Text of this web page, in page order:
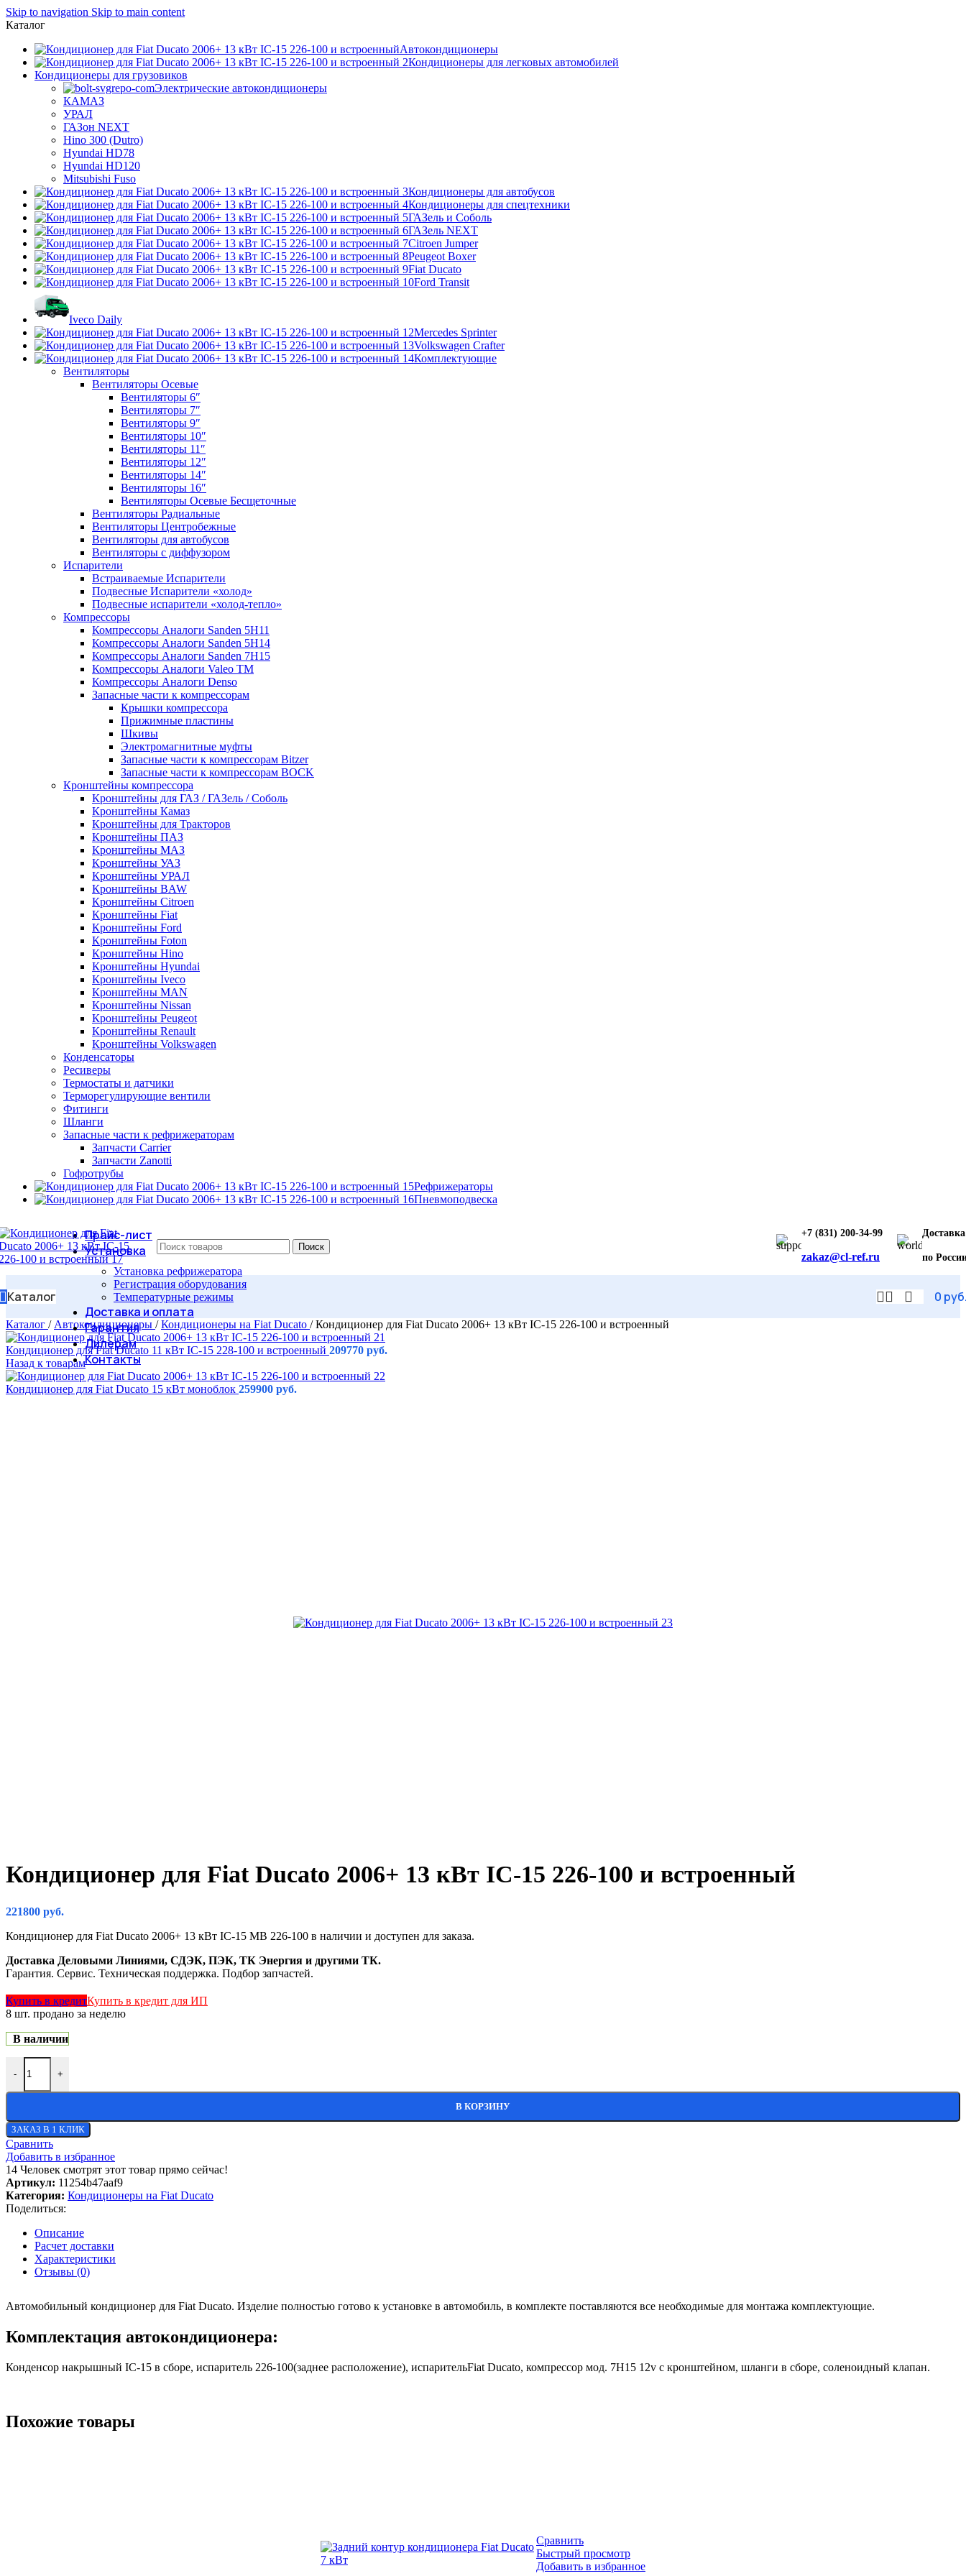
Skip to navigation Skip to main content
Каталог
Автокондиционеры
Кондиционеры для легковых автомобилей
Кондиционеры для грузовиков
Электрические автокондиционеры
КАМАЗ
УРАЛ
ГАЗон NEXT
Hino 300 (Dutro)
Hyundai HD78
Hyundai HD120
Mitsubishi Fuso
Кондиционеры для автобусов
Кондиционеры для спецтехники
ГАЗель и Соболь
ГАЗель NEXT
Citroen Jumper
Peugeot Boxer
Fiat Ducato
Ford Transit
Iveco Daily
Mercedes Sprinter
Volkswagen Crafter
Комплектующие
Вентиляторы
Вентиляторы Осевые
Вентиляторы 6″
Вентиляторы 7″
Вентиляторы 9″
Вентиляторы 10″
Вентиляторы 11″
Вентиляторы 12″
Вентиляторы 14″
Вентиляторы 16″
Вентиляторы Осевые Бесщеточные
Вентиляторы Радиальные
Вентиляторы Центробежные
Вентиляторы для автобусов
Вентиляторы с диффузором
Испарители
Встраиваемые Испарители
Подвесные Испарители «холод»
Подвесные испарители «холод-тепло»
Компрессоры
Компрессоры Аналоги Sanden 5H11
Компрессоры Аналоги Sanden 5H14
Компрессоры Аналоги Sanden 7H15
Компрессоры Аналоги Valeo ТМ
Компрессоры Аналоги Denso
Запасные части к компрессорам
Крышки компрессора
Прижимные пластины
Шкивы
Электромагнитные муфты
Запасные части к компрессорам Bitzer
Запасные части к компрессорам BOCK
Кронштейны компрессора
Кронштейны для ГАЗ / ГАЗель / Соболь
Кронштейны Камаз
Кронштейны для Тракторов
Кронштейны ПАЗ
Кронштейны МАЗ
Кронштейны УАЗ
Кронштейны УРАЛ
Кронштейны BAW
Кронштейны Citroen
Кронштейны Fiat
Кронштейны Ford
Кронштейны Foton
Кронштейны Hino
Кронштейны Hyundai
Кронштейны Iveco
Кронштейны MAN
Кронштейны Nissan
Кронштейны Peugeot
Кронштейны Renault
Кронштейны Volkswagen
Конденсаторы
Ресиверы
Термостаты и датчики
Терморегулирующие вентили
Фитинги
Шланги
Запасные части к рефрижераторам
Запчасти Carrier
Запчасти Zanotti
Гофротрубы
Рефрижераторы
Пневмоподвеска
Поиск
+7 (831) 200-34-99
zakaz@cl-ref.ru
Доставка
по
Каталог
Прайс-лист
Установка
Установка рефрижератора
Регистрация оборудования
Температурные режимы
Доставка и оплата
Гарантия
Дилерам
Контакты
0
Каталог / Автокондиционеры / Кондиционеры на Fiat Ducato / Кондиционер для Fiat Ducato 2006+ 13 кВт IC-15 226-100 и встроенный
Кондиционер для Fiat Ducato 11 кВт IC-15 228-100 и встроенный 209770 руб.
Назад к товарам
Кондиционер для Fiat Ducato 15 кВт моноблок 259900 руб.
Кондиционер для Fiat Ducato 2006+ 13 кВт IC-15 226-100 и встроенный
221800 руб.
Кондиционер для Fiat Ducato 2006+ 13 кВт IC-15 MB 226-100 в наличии и доступен для заказа.
Доставка Деловыми Линиями, СДЭК, ПЭК, ТК Энергия и другими ТК.
Гарантия. Сервис. Техническая поддержка. Подбор запчастей.
Купить в кредитКупить в кредит для ИП
8 шт. продано за неделю
В наличии
- +
В КОРЗИНУ
ЗАКАЗ В 1 КЛИК
Сравнить
Добавить в избранное
14 Человек смотрят этот товар прямо сейчас!
Артикул: 11254b47aaf9
Категория: Кондиционеры на Fiat Ducato
Поделиться:
Описание
Расчет доставки
Характеристики
Отзывы (0)
Автомобильный кондиционер для Fiat Ducato. Изделие полностью готово к установке в автомобиль, в комплекте поставляются все необходимые для монтажа комплектующие.
Комплектация автокондиционера:
Конденсор накрышный IC-15 в сборе, испаритель 226-100(заднее расположение), испарительFiat Ducato, компрессор мод. 7Н15 12v с кронштейном, шланги в сборе, соленоидный клапан.
Похожие товары
Сравнить
Быстрый просмотр
Добавить в избранное